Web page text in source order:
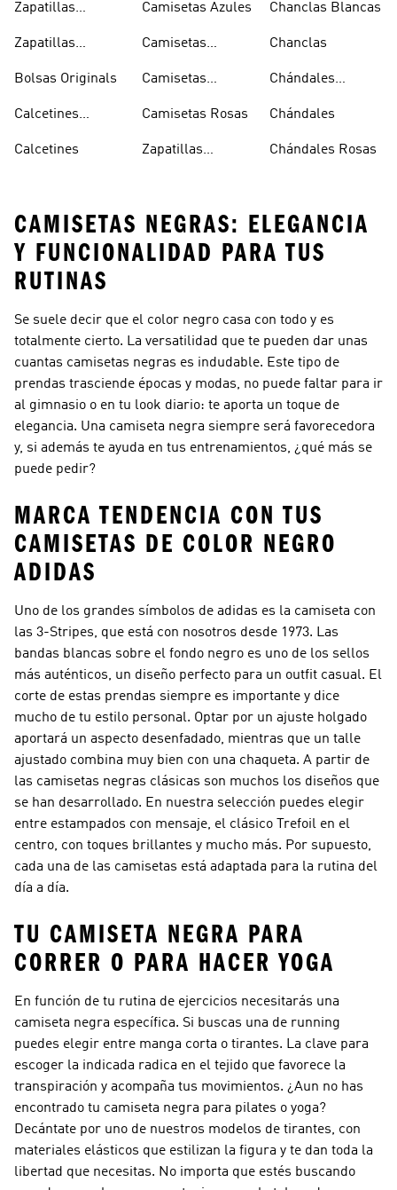
Zapatillas
Zapatillas
Blancas
Bolsas Originals
Calcetines
Blancos
Calcetines
Camisetas Azules
Camisetas
Camisetas
Camisetas Rosas
Zapatillas
Chanclas Blancas
Chanclas
Chándales
Chándales
Chándales Rosas
CAMISETAS NEGRAS: ELEGANCIA
Y FUNCIONALIDAD PARA TUS
RUTINAS
Se suele decir que el color negro casa con todo y es
totalmente cierto. La versatilidad que te pueden dar unas
cuantas camisetas negras es indudable. Este tipo de
prendas trasciende épocas y modas, no puede faltar para ir
al gimnasio o en tu look diario: te aporta un toque de
elegancia. Una camiseta negra siempre será favorecedora
y, si además te ayuda en tus entrenamientos, ¿qué más se
puede pedir?
MARCA TENDENCIA CON TUS
CAMISETAS DE COLOR NEGRO
ADIDAS
Uno de los grandes símbolos de adidas es la camiseta con
las 3-Stripes, que está con nosotros desde 1973. Las
bandas blancas sobre el fondo negro es uno de los sellos
más auténticos, un diseño perfecto para un outfit casual. El
corte de estas prendas siempre es importante y dice
mucho de tu estilo personal. Optar por un ajuste holgado
aportará un aspecto desenfadado, mientras que un talle
ajustado combina muy bien con una chaqueta. A partir de
las camisetas negras clásicas son muchos los diseños que
se han desarrollado. En nuestra selección puedes elegir
entre estampados con mensaje, el clásico Trefoil en el
centro, con toques brillantes y mucho más. Por supuesto,
cada una de las camisetas está adaptada para la rutina del
día a día.
TU CAMISETA NEGRA PARA
CORRER O PARA HACER YOGA
En función de tu rutina de ejercicios necesitarás una
camiseta negra específica. Si buscas una de running
puedes elegir entre manga corta o tirantes. La clave para
escoger la indicada radica en el tejido que favorece la
transpiración y acompaña tus movimientos. ¿Aun no has
encontrado tu camiseta negra para pilates o yoga?
Decántate por uno de nuestros modelos de tirantes, con
materiales elásticos que estilizan la figura y te dan toda la
libertad que necesitas. No importa que estés buscando